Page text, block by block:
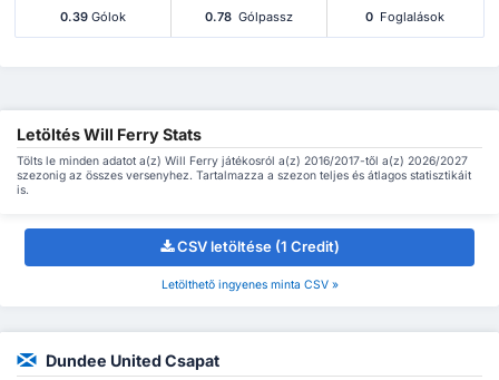
0.39Gólok 0.78 Gólpassz 0 Foglalások
Letöltés Will Ferry Stats
Tölts le minden adatot a(z) Will Ferry játékosról a(z) 2016/2017-től a(z) 2026/2027
szezonig az összes versenyhez. Tartalmazza a szezon teljes és átlagos statisztikáit
is.
CSV letöltése (1 Credit)
Letölthető ingyenes minta CSV »
Dundee United Csapat